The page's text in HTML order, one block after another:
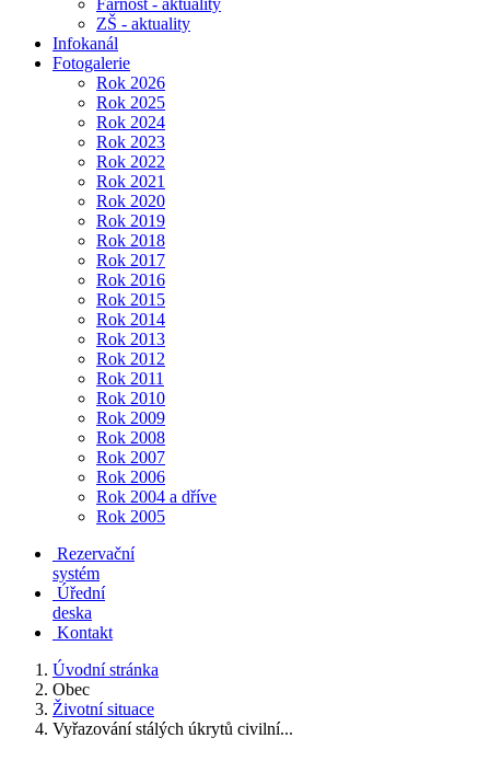
Farnost - aktuality
ZŠ - aktuality
Infokanál
Fotogalerie
Rok 2026
Rok 2025
Rok 2024
Rok 2023
Rok 2022
Rok 2021
Rok 2020
Rok 2019
Rok 2018
Rok 2017
Rok 2016
Rok 2015
Rok 2014
Rok 2013
Rok 2012
Rok 2011
Rok 2010
Rok 2009
Rok 2008
Rok 2007
Rok 2006
Rok 2004 a dříve
Rok 2005
Rezervační
systém
Úřední
deska
Kontakt
Úvodní stránka
Obec
Životní situace
Vyřazování stálých úkrytů civilní...